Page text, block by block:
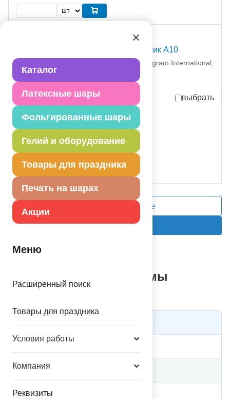
Каталог
Латексные шары
Фольгированные шары
Гелий и оборудование
Товары для праздника
Печать на шарах
Акции
Меню
Расширенный поиск
Товары для праздника
Условия работы
Компания
Реквизиты
А 4" HB Малыш мальчик A10
1201-0304 Анаграм (Anagram International,
партия поставки: 5 шт
выбрать
10,00руб.за шт -17%
11.98руб. за шт
50,00руб.
за партию
присутствует на складе
шт
Сравнить выделенное
Добавить в корзину
Таблица скидок от суммы
20000
25000